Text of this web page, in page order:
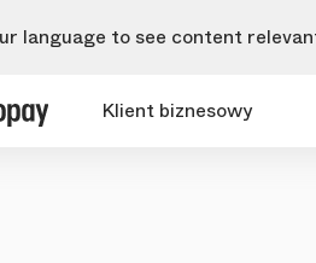
language to see content
Klient biznesowy